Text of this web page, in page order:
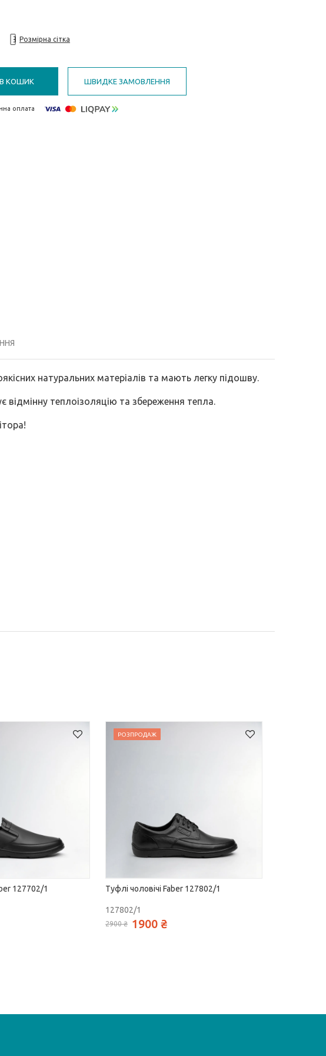
Розмірна сітка
КОШИК ШВИДКЕ ЗАМОВЛЕННЯ
оплата
натуральних матеріалів та мають легку підошву.
відмінну теплоізоляцію та збереження тепла.
127702/1
РОЗПРОДАЖ
Туфлі чоловічі Faber 127802/1
127802/1
2900 ₴ 1900 ₴